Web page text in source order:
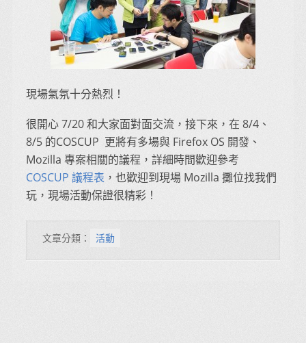
現場氣氛十分熱烈！
很開心 7/20 和大家面對面交流，接下來，在 8/4、
8/5 的COSCUP 更將有多場與 Firefox OS 開發、
Mozilla 專案相關的議程，詳細時間歡迎參考
COSCUP 議程表 ，也歡迎到現場 Mozilla 攤位找我們
玩，現場活動保證很精彩！
文章分類： 活動